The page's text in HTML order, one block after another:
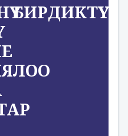
БИРДИКТҮҮ